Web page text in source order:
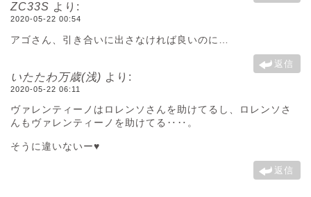
ZC33S より:
2020-05-22 00:54
アゴさん、引き合いに出さなければ良いのに…
返信
いたたわ万歳(浅) より:
2020-05-22 06:11
ヴァレンティーノはロレンソさんを助けてるし、ロレンソさ
んもヴァレンティーノを助けてる‥‥。
そうに違いないー♥️
返信